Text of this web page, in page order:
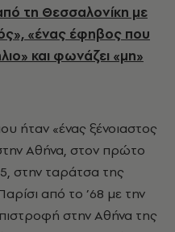
τη Θεσσαλονίκη με
«ένας έφηβος που
και φωνάζει «μη»
ήταν «ένας ξένοιαστος
Αθήνα, στον πρώτο
στην ταράτσα της
από το ’68 με την
στην Αθήνα της